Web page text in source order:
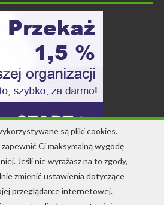
są pliki cookies.
Ci maksymalną wygodę
Jeśli nie wyrażasz na to zgody,
zmienić ustawienia dotyczące
przeglądarce internetowej.